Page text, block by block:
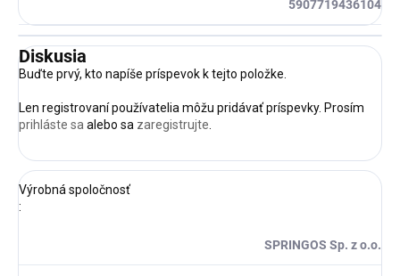
5907719436104
Diskusia
Buďte prvý, kto napíše príspevok k tejto položke.
Len registrovaní používatelia môžu pridávať príspevky. Prosím
prihláste sa alebo sa zaregistrujte
Výrobná spoločnosť
:
SPRINGOS Sp. z o.o.